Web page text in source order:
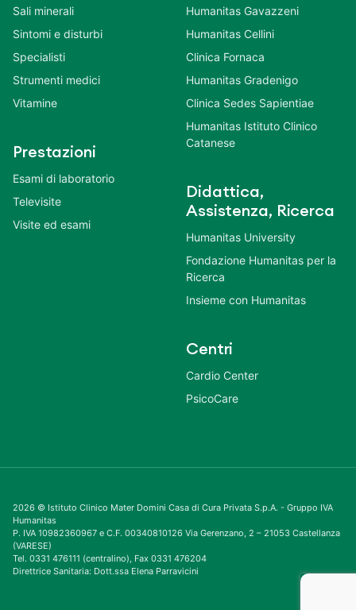
Sali minerali
Sintomi e disturbi
Specialisti
Strumenti medici
Vitamine
Prestazioni
Esami di laboratorio
Televisite
Visite ed esami
Humanitas Gavazzeni
Humanitas Cellini
Clinica Fornaca
Humanitas Gradenigo
Clinica Sedes Sapientiae
Humanitas Istituto Clinico
Catanese
Didattica,
Assistenza, Ricerca
Humanitas University
Fondazione Humanitas per la
Ricerca
Insieme con Humanitas
Centri
Cardio Center
PsicoCare
2026 © Istituto Clinico Mater Domini Casa di Cura Privata S.p.A. - Gruppo IVA
Humanitas
P. IVA 10982360967 e C.F. 00340810126 Via Gerenzano, 2 – 21053 Castellanza
(VARESE)
Tel. 0331 476111 (centralino), Fax 0331 476204
Direttrice Sanitaria: Dott.ssa Elena Parravicini